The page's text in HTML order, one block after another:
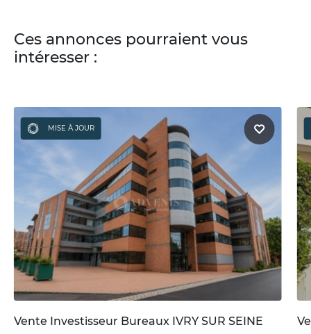
Ces annonces pourraient vous
intéresser :
MISE À JOUR
Vente Investisseur Bureaux IVRY SUR SEINE